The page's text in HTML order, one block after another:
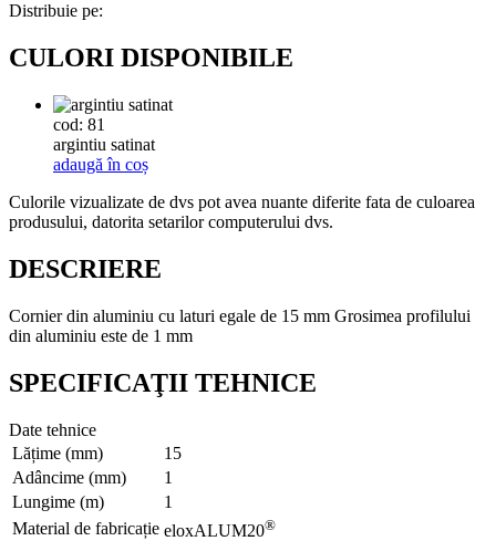
Distribuie pe:
CULORI DISPONIBILE
cod: 81
argintiu satinat
adaugă în coș
Culorile vizualizate de dvs pot avea nuante diferite fata de culoarea
produsului, datorita setarilor computerului dvs.
DESCRIERE
Cornier din aluminiu cu laturi egale de 15 mm Grosimea profilului
din aluminiu este de 1 mm
SPECIFICAŢII TEHNICE
Date tehnice
Lățime (mm)
15
Adâncime (mm)
1
Lungime (m)
1
Material de fabricație eloxALUM20®